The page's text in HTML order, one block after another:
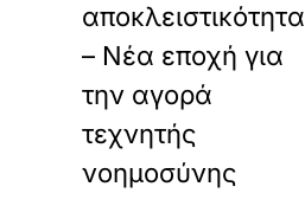
αποκλειστικότητα
– Νέα εποχή για
την αγορά
τεχνητής
νοημοσύνης